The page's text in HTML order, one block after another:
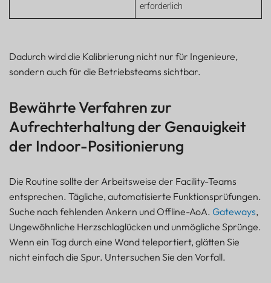
erforderlich
Dadurch wird die Kalibrierung nicht nur für Ingenieure,
sondern auch für die Betriebsteams sichtbar.
Bewährte Verfahren zur
Aufrechterhaltung der Genauigkeit
der Indoor-Positionierung
Die Routine sollte der Arbeitsweise der Facility-Teams
entsprechen. Tägliche, automatisierte Funktionsprüfungen.
Suche nach fehlenden Ankern und Offline-AoA. Gateways,
Ungewöhnliche Herzschlaglücken und unmögliche Sprünge.
Wenn ein Tag durch eine Wand teleportiert, glätten Sie
nicht einfach die Spur. Untersuchen Sie den Vorfall.